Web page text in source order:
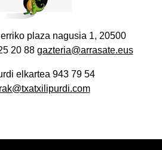
plaza nagusia 1, 20500
20 88 gazteria@arrasate.eus
elkartea 943 79 54